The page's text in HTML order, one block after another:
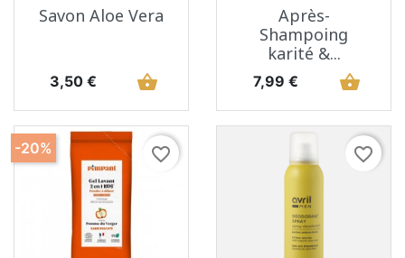
Savon Aloe Vera
Prix
3,50 € shopping_basket
Après-
Shampoing
karité &...
Prix
7,99 € shopping_basket
favorite_border
-20% favorite_border